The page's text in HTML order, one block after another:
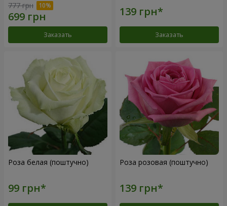
777 грн
Заказать Заказать
Роза белая (поштучно) Роза розовая (поштучно)